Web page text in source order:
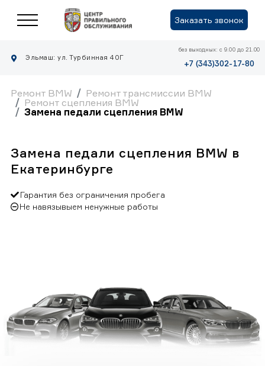
Заказать звонок
Эльмаш: ул. Турбинная 40Г
без выходных: с 9.00 до 21.00
+7 (343)302-17-80
Ремонт BMW
Ремонт трансмиссии BMW
Ремонт сцепления BMW
Замена педали сцепления BMW
Замена педали сцепления BMW в
Екатеринбурге
Гарантия без ограничения пробега
Не навязывыем ненужные работы